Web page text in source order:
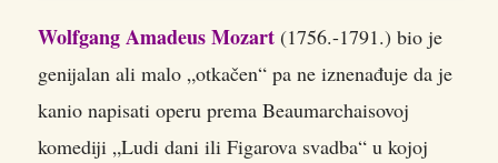
Wolfgang Amadeus Mozart (1756.-1791.) bio je
genijalan ali malo „otkačen“ pa ne iznenađuje da je
kanio napisati operu prema Beaumarchaisovoj
komediji „Ludi dani ili Figarova svadba“ u kojoj